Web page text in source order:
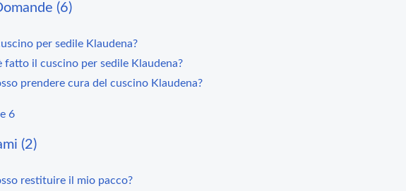
(6)
per sedile Klaudena?
fatto il cuscino per sedile Klaudena?
prendere cura del cuscino Klaudena?
6
(2)
restituire il mio pacco?